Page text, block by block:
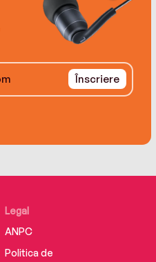
Înscriere
Legal
ANPC
Politica de